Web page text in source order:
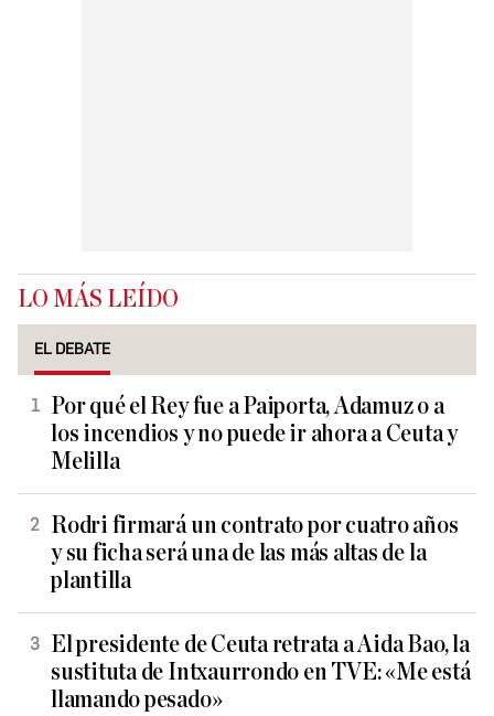
LO MÁS LEÍDO
EL DEBATE
Por qué el Rey fue a Paiporta, Adamuz o a
los incendios y no puede ir ahora a Ceuta y
Melilla
Rodri firmará un contrato por cuatro años
y su ficha será una de las más altas de la
plantilla
El presidente de Ceuta retrata a Aida Bao, la
sustituta de Intxaurrondo en TVE: «Me está
llamando pesado»